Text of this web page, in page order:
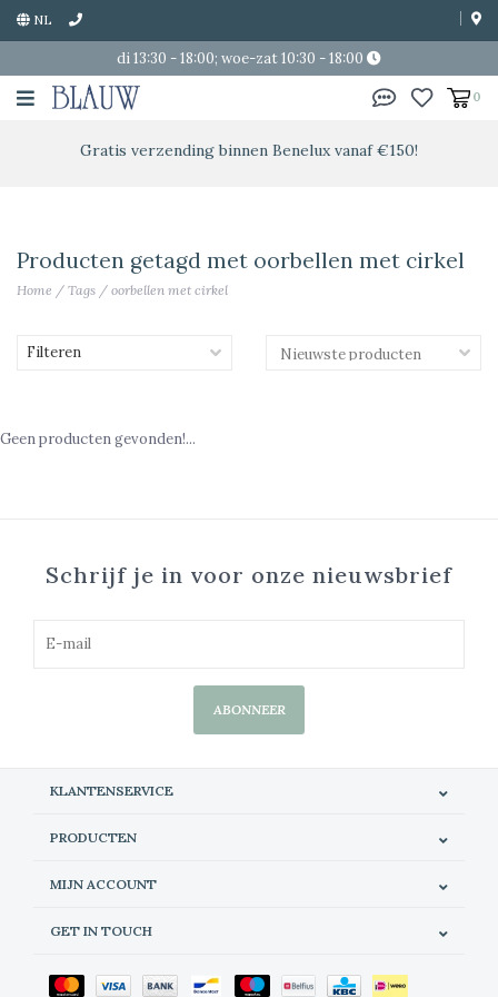
NL
di 13:30 - 18:00; woe-zat 10:30 - 18:00
0
Gratis verzending binnen Benelux vanaf €150!
Producten getagd met oorbellen met cirkel
Home / Tags / oorbellen met cirkel
Filteren
Geen producten gevonden!...
Schrijf je in voor onze nieuwsbrief
ABONNEER
KLANTENSERVICE
PRODUCTEN
MIJN ACCOUNT
GET IN TOUCH